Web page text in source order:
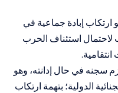
ارتكاب إبادة جماعية في
لاحتمال استئناف الحرب
سجنه في حال إدانته، وهو
الدولية؛ بتهمة ارتكاب